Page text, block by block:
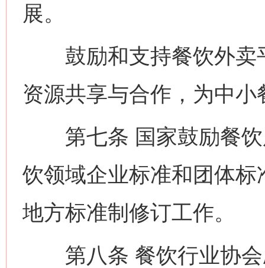
展。
鼓励和支持餐饮外卖
资源共享与合作，为中
第七条 国家鼓励餐饮
饮领域企业标准和团体
地方标准制修订工作。
第八条 餐饮行业协会